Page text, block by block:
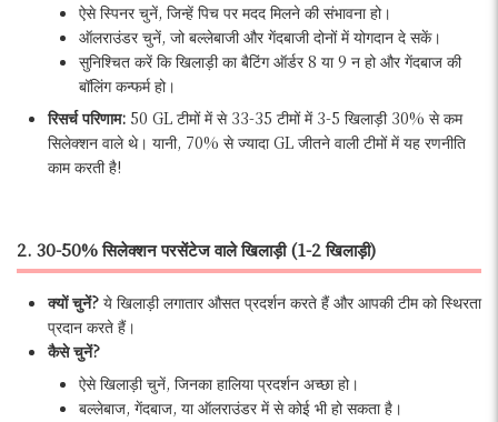
ऐसे स्पिनर चुनें, जिन्हें पिच पर मदद मिलने की संभावना हो।
ऑलराउंडर चुनें, जो बल्लेबाजी और गेंदबाजी दोनों में योगदान दे सकें।
सुनिश्चित करें कि खिलाड़ी का बैटिंग ऑर्डर 8 या 9 न हो और गेंदबाज की
बॉलिंग कन्फर्म हो।
रिसर्च परिणाम: 50 GL टीमों में से 33-35 टीमों में 3-5 खिलाड़ी 30% से कम
सिलेक्शन वाले थे। यानी, 70% से ज्यादा GL जीतने वाली टीमों में यह रणनीति
काम करती है!
2. 30-50% सिलेक्शन परसेंटेज वाले खिलाड़ी (1-2 खिलाड़ी)
क्यों चुनें? ये खिलाड़ी लगातार औसत प्रदर्शन करते हैं और आपकी टीम को स्थिरता
प्रदान करते हैं।
कैसे चुनें?
ऐसे खिलाड़ी चुनें, जिनका हालिया प्रदर्शन अच्छा हो।
बल्लेबाज, गेंदबाज, या ऑलराउंडर में से कोई भी हो सकता है।